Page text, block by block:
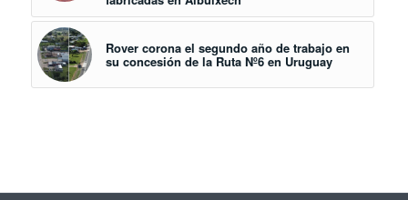
Rover corona el segundo año de trabajo en
su concesión de la Ruta Nº6 en Uruguay